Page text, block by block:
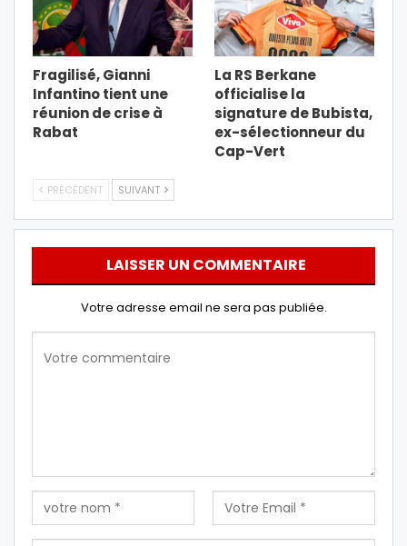
Fragilisé, Gianni
Infantino tient une
réunion de crise à
Rabat
La RS Berkane
officialise la
signature de Bubista,
ex-sélectionneur du
Cap-Vert
PRÉCÉDENT SUIVANT
LAISSER UN COMMENTAIRE
Votre adresse email ne sera pas publiée.